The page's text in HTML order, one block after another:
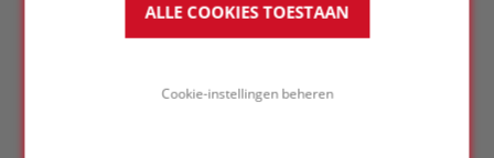
ALLE COOKIES TOESTAAN
Cookie-instellingen beheren